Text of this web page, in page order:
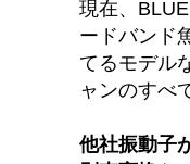
現在、
ードバンド
てるモデル
ャンのすべ
他社振動子